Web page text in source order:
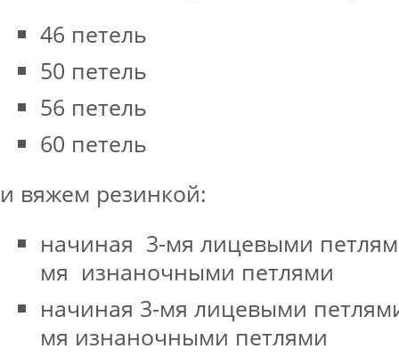
46 петель
50 петель
56 петель
60 петель
и вяжем резинкой:
начиная 3-мя лицевыми
мя изнаночными петлями
начиная 3-мя лицевыми
мя изнаночными петлями